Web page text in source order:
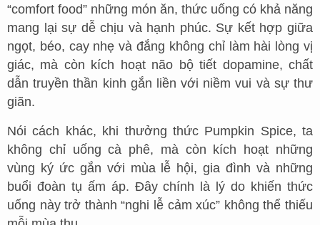
“comfort food” những món ăn, thức uống có khả năng
mang lại sự dễ chịu và hạnh phúc. Sự kết hợp giữa
ngọt, béo, cay nhẹ và đắng không chỉ làm hài lòng vị
giác, mà còn kích hoạt não bộ tiết dopamine, chất
dẫn truyền thần kinh gắn liền với niềm vui và sự thư
giãn.
Nói cách khác, khi thưởng thức Pumpkin Spice, ta
không chỉ uống cà phê, mà còn kích hoạt những
vùng ký ức gắn với mùa lễ hội, gia đình và những
buổi đoàn tụ ấm áp. Đây chính là lý do khiến thức
uống này trở thành “nghi lễ cảm xúc” không thể thiếu